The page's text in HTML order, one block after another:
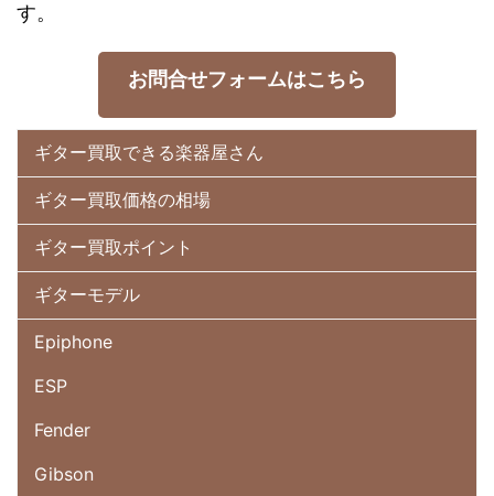
す。
お問合せフォームはこちら
ギター買取できる楽器屋さん
ギター買取価格の相場
ギター買取ポイント
ギターモデル
Epiphone
ESP
Fender
Gibson